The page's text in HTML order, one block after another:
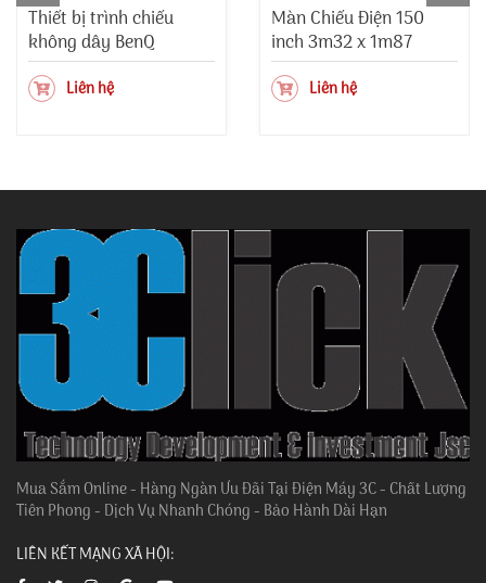
Thiết bị trình chiếu
không dây BenQ
InstaShow WDC15
Liên hệ
Màn Chiếu Điện 150
inch 3m32 x 1m87
Liên hệ
Mua Sắm Online - Hàng Ngàn Ưu Đãi Tại Điện Máy 3C - Chất Lượng
Tiên Phong - Dịch Vụ Nhanh Chóng - Bảo Hành Dài Hạn
LIÊN KẾT MẠNG XÃ HỘI: